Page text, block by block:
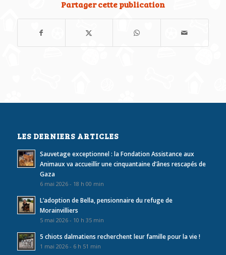
Partager cette publication
LES DERNIERS ARTICLES
Sauvetage exceptionnel : la Fondation Assistance aux
Animaux va accueillir une cinquantaine d’ânes rescapés de
Gaza
6 mai 2026 - 18 h 00 min
L’adoption de Bella, pensionnaire du refuge de
Morainvilliers
5 mai 2026 - 10 h 35 min
5 chiots dalmatiens recherchent leur famille pour la vie !
1 mai 2026 - 6 h 51 min